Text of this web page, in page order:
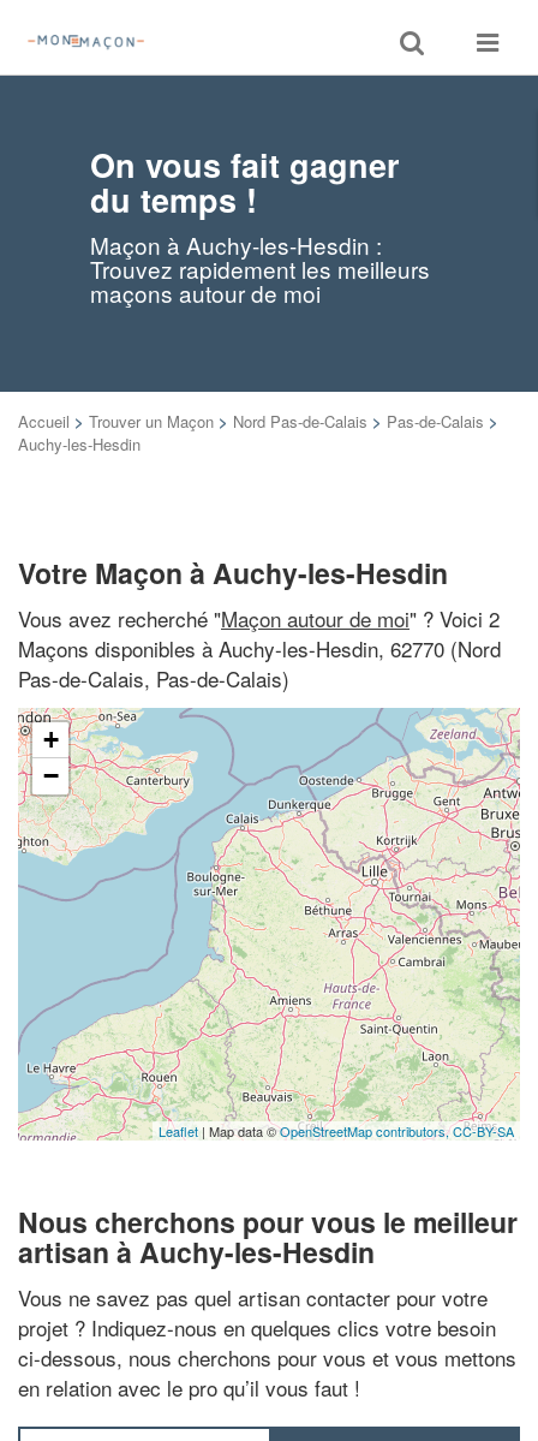
Toggle
search
Toggle
On vous fait gagner
du temps !
Maçon à Auchy-les-Hesdin :
Trouvez rapidement les meilleurs
maçons autour de moi
Accueil > Trouver un Maçon > Nord Pas-de-Calais > Pas-de-Calais >
Auchy-les-Hesdin
Votre Maçon à Auchy-les-Hesdin
Vous avez recherché "Maçon autour de moi" ? Voici 2
Maçons disponibles à Auchy-les-Hesdin, 62770 (Nord
Pas-de-Calais, Pas-de-Calais)
+
−
Leaflet | Map data ©OpenStreetMap contributors,CC-BY-SA
Nous cherchons pour vous le meilleur
artisan à Auchy-les-Hesdin
Vous ne savez pas quel artisan contacter pour votre
projet ? Indiquez-nous en quelques clics votre besoin
ci-dessous, nous cherchons pour vous et vous mettons
en relation avec le pro qu’il vous faut !